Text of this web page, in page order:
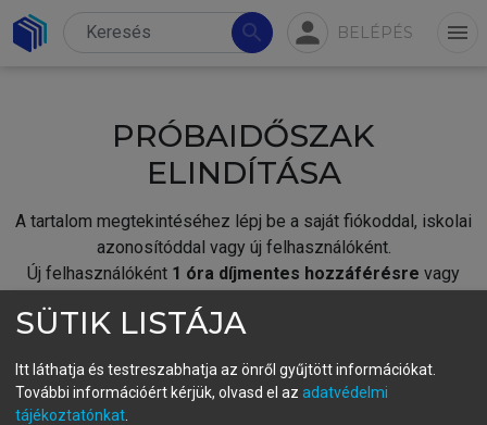
search person BELÉPÉS menu
PRÓBAIDŐSZAK
ELINDÍTÁSA
A tartalom megtekintéséhez lépj be a saját fiókoddal, iskolai
azonosítóddal vagy új felhasználóként.
Új felhasználóként 1 óra díjmentes hozzáférésre vagy
fiókoddal,vagy hozz létre új fiókot.
A regisztráció után apróbaidőszakautomatikusan
SÜTIK LISTÁJA
Itt láthatja és testreszabhatja az önről gyűjtött információkat.
További információért kérjük, olvasd el az adatvédelmi
tájékoztatónkat